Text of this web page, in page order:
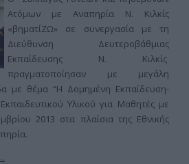
Ατόμων με Αναπηρία Ν. Κιλκίς
«βηματίΖΩ» σε συνεργασία με τη
Διεύθυνση Δευτεροβάθμιας
Εκπαίδευσης Ν. Κιλκίς
πραγματοποίησαν με μεγάλη
με θέμα “Η Δομημένη Εκπαίδευση-
Υλικού για Μαθητές με
2013 στα πλαίσια της Εθνικής